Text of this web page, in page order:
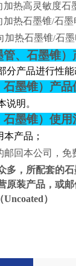
加热高灵敏度石
加热石墨锥/石墨
加热石墨锥/石
管、石墨锥）
产品进行性能
墨锥）产品
明。
墨锥）使用
产品；
邮回本公司，
多，所配套的
原装产品， 或邮
）